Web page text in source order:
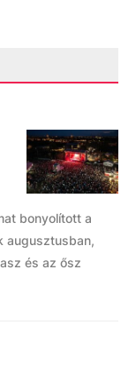
bonyolított a
augusztusban,
és az ősz